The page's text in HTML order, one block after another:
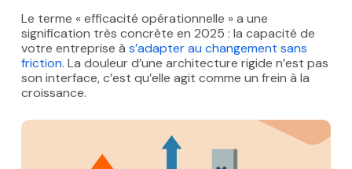
Le terme « efficacité opérationnelle » a une
signification très concrète en 2025 : la capacité de
votre entreprise à s’adapter au changement sans
friction. La douleur d’une architecture rigide n’est pas
son interface, c’est qu’elle agit comme un frein à la
croissance.